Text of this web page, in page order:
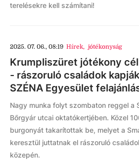
terelésekre kell számítani!
2025. 07. 06., 08:19 Hírek, jótékonyság
Krumpliszüret jótékony
- rászoruló családok
SZÉNA Egyesület
Nagy munka folyt szombaton reggel a
Bőrgyár utcai oktatókertjében. Közel
burgonyát takarítottak be, melyet a
keresztül juttatnak el rászoruló
közepén.